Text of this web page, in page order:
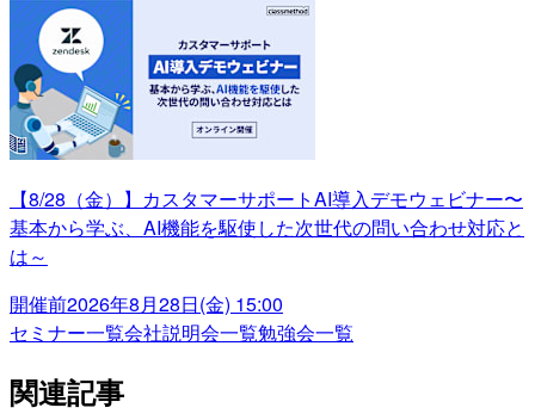
【8/28（金）】カスタマーサポートAI導入デモウェビナー〜
基本から学ぶ、AI機能を駆使した次世代の問い合わせ対応と
は～
開催前2026年8月28日(金) 15:00
セミナー一覧会社説明会一覧勉強会一覧
関連記事